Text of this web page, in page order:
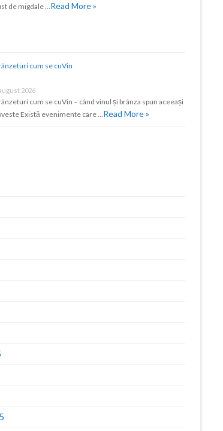
de migdale …Read More »
cum se cuVin
2026
cum se cuVin – când vinul și brânza spun aceeași
Există evenimente care …Read More »